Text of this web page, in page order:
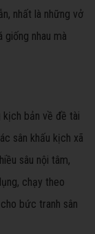
nhất là những vở
giống nhau mà
kịch bản về đề tài
sân khấu kịch xã
sâu nội tâm,
chạy theo
bức tranh sân